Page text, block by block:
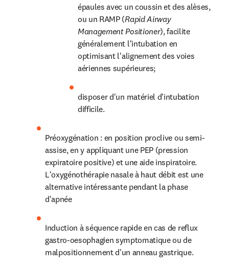
épaules avec un coussin et des alèses,
ou un RAMP (Rapid Airway
Management Positioner), facilite
généralement l'intubation en
optimisant l'alignement des voies
aériennes supérieures;
disposer d'un matériel d'intubation
difficile.
Préoxygénation : en position proclive ou semi-
assise, en y appliquant une PEP (pression
expiratoire positive) et une aide inspiratoire.
L'oxygénothérapie nasale à haut débit est une
alternative intéressante pendant la phase
d'apnée
Induction à séquence rapide en cas de reflux
gastro-oesophagien symptomatique ou de
malpositionnement d'un anneau gastrique.